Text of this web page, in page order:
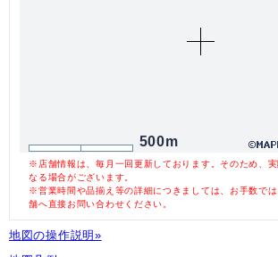
500m
※店舗情報は、毎月一回更新しております。そのため、
なる場合がございます。
※営業時間や品揃え等の詳細につきましては、お手数で
舗へ直接お問い合わせください。
地図の操作説明»